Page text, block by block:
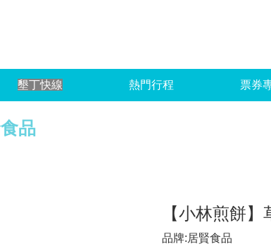
墾丁快線 熱門行程 票券
品
【小林煎餅
品牌:居賢食品